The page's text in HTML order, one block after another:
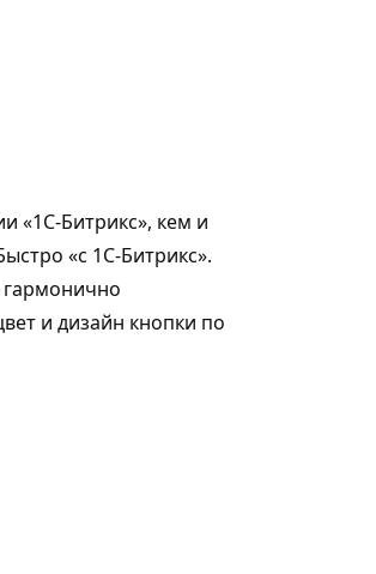
«1С-Битрикс», кем и
«с 1С-Битрикс».
гармонично
и дизайн кнопки по